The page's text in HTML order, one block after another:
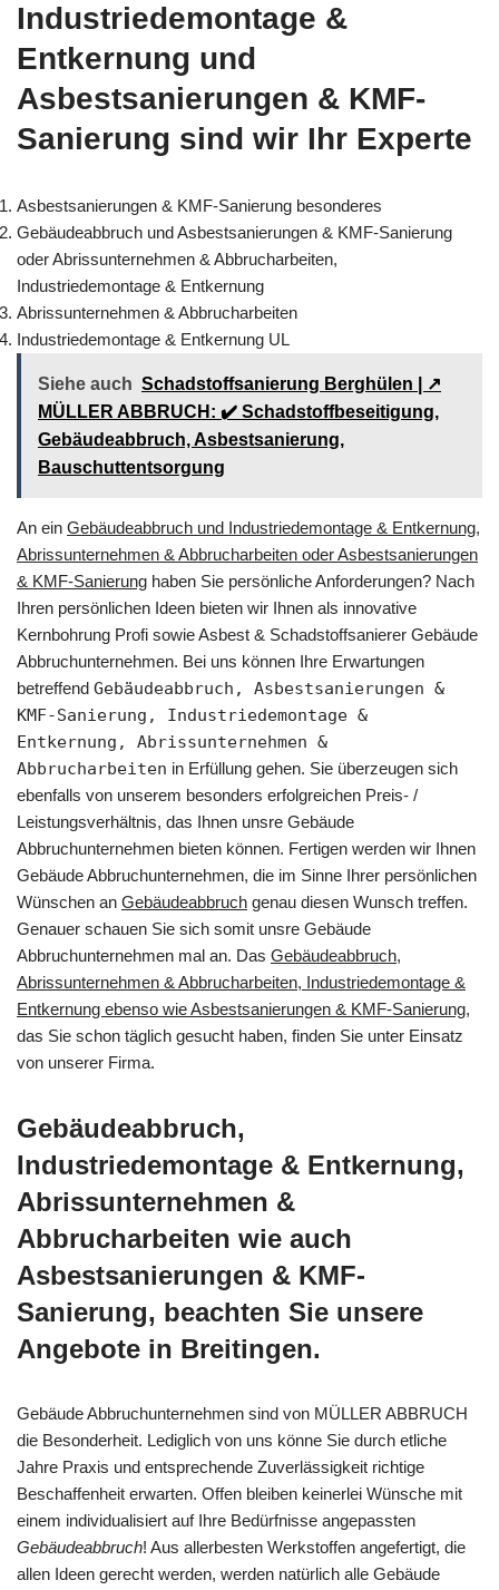
Industriedemontage &
Entkernung und
Asbestsanierungen & KMF-
Sanierung sind wir Ihr Experte
Asbestsanierungen & KMF-Sanierung besonderes
Gebäudeabbruch und Asbestsanierungen & KMF-Sanierung
oder Abrissunternehmen & Abbrucharbeiten,
Industriedemontage & Entkernung
Abrissunternehmen & Abbrucharbeiten
Industriedemontage & Entkernung UL
Siehe auch Schadstoffsanierung Berghülen | ↗️
MÜLLER ABBRUCH: ✔️ Schadstoffbeseitigung,
Gebäudeabbruch, Asbestsanierung,
Bauschuttentsorgung
An ein Gebäudeabbruch und Industriedemontage & Entkernung,
Abrissunternehmen & Abbrucharbeiten oder Asbestsanierungen
& KMF-Sanierung haben Sie persönliche Anforderungen? Nach
Ihren persönlichen Ideen bieten wir Ihnen als innovative
Kernbohrung Profi sowie Asbest & Schadstoffsanierer Gebäude
Abbruchunternehmen. Bei uns können Ihre Erwartungen
betreffend Gebäudeabbruch, Asbestsanierungen &
KMF-Sanierung, Industriedemontage &
Entkernung, Abrissunternehmen &
Abbrucharbeiten in Erfüllung gehen. Sie überzeugen sich
ebenfalls von unserem besonders erfolgreichen Preis- /
Leistungsverhältnis, das Ihnen unsre Gebäude
Abbruchunternehmen bieten können. Fertigen werden wir Ihnen
Gebäude Abbruchunternehmen, die im Sinne Ihrer persönlichen
Wünschen an Gebäudeabbruch genau diesen Wunsch treffen.
Genauer schauen Sie sich somit unsre Gebäude
Abbruchunternehmen mal an. Das Gebäudeabbruch,
Abrissunternehmen & Abbrucharbeiten, Industriedemontage &
Entkernung ebenso wie Asbestsanierungen & KMF-Sanierung,
das Sie schon täglich gesucht haben, finden Sie unter Einsatz
von unserer Firma.
Gebäudeabbruch,
Industriedemontage & Entkernung,
Abrissunternehmen &
Abbrucharbeiten wie auch
Asbestsanierungen & KMF-
Sanierung, beachten Sie unsere
Angebote in Breitingen.
Gebäude Abbruchunternehmen sind von MÜLLER ABBRUCH
die Besonderheit. Lediglich von uns könne Sie durch etliche
Jahre Praxis und entsprechende Zuverlässigkeit richtige
Beschaffenheit erwarten. Offen bleiben keinerlei Wünsche mit
einem individualisiert auf Ihre Bedürfnisse angepassten
Gebäudeabbruch! Aus allerbesten Werkstoffen angefertigt, die
allen Ideen gerecht werden, werden natürlich alle Gebäude